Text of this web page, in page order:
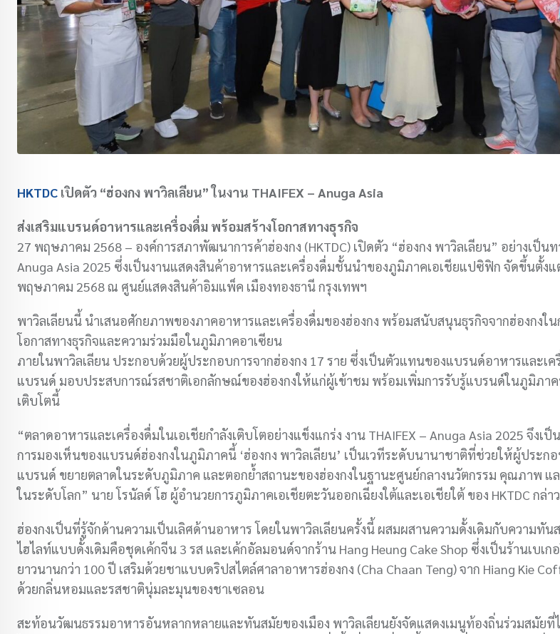
HKTDC เปิดตัว “ฮ่องกง พาวิลเลียน” ในงาน THAIFEX – Anuga Asia
ส่งเสริมแบรนด์อาหารและเครื่องดื่ม พร้อมสร้างโอกาสทางธุรกิจ
27 พฤษภาคม 2568 – องค์การสภาพัฒนาการค้าฮ่องกง (HKTDC) เปิดตัว “ฮ่องกง พาวิลเลียน” อย่างเป็นท
Anuga Asia 2025 ซึ่งเป็นงานแสดงสินค้าอาหารและเครื่องดื่มชั้นนำของภูมิภาคเอเชียแปซิฟิก จัดขึ้นตั้ง
พฤษภาคม 2568 ณ ศูนย์แสดงสินค้าอิมแพ็ค เมืองทองธานี กรุงเทพฯ
พาวิลเลียนนี้ นำเสนอศักยภาพของภาคอาหารและเครื่องดื่มของฮ่องกง พร้อมสนับสนุนธุรกิจจากฮ่องกงใ
โอกาสทางธุรกิจและความร่วมมือในภูมิภาคอาเซียน
ภายในพาวิลเลียน ประกอบด้วยผู้ประกอบการจากฮ่องกง 17 ราย ซึ่งเป็นตัวแทนของแบรนด์อาหารและเ
แบรนด์ มอบประสบการณ์รสชาติเอกลักษณ์ของฮ่องกงให้แก่ผู้เข้าชม พร้อมเพิ่มการรับรู้แบรนด์ในภูมิภา
เติบโตนี้
“ตลาดอาหารและเครื่องดื่มในเอเชียกำลังเติบโตอย่างแข็งแกร่ง งาน THAIFEX – Anuga Asia 2025 จึงเป็
การมองเห็นของแบรนด์ฮ่องกงในภูมิภาคนี้ ‘ฮ่องกง พาวิลเลียน’ เป็นเวทีระดับนานาชาติที่ช่วยให้ผู้ประก
แบรนด์ ขยายตลาดในระดับภูมิภาค และตอกย้ำสถานะของฮ่องกงในฐานะศูนย์กลางนวัตกรรม คุณภาพ แล
ในระดับโลก” นาย โรนัลด์ โฮ ผู้อำนวยการภูมิภาคเอเชียตะวันออกเฉียงใต้และเอเชียใต้ ของ HKTDC กล่าว
ฮ่องกงเป็นที่รู้จักด้านความเป็นเลิศด้านอาหาร โดยในพาวิลเลียนครั้งนี้ ผสมผสานความดั้งเดิมกับความทัน
ไฮไลท์แบบดั้งเดิมคือชุดเค้กจีน 3 รส และเค้กอัลมอนด์จากร้าน Hang Heung Cake Shop ซึ่งเป็นร้านเบเก
ยาวนานกว่า 100 ปี เสริมด้วยชาแบบดริปสไตล์ศาลาอาหารฮ่องกง (Cha Chaan Teng) จาก Hiang Kie
ด้วยกลิ่นหอมและรสชาตินุ่มละมุนของชาเซลอน
สะท้อนวัฒนธรรมอาหารอันหลากหลายและทันสมัยของเมือง พาวิลเลียนยังจัดแสดงเมนูท้องถิ่นร่วมสมัยที่